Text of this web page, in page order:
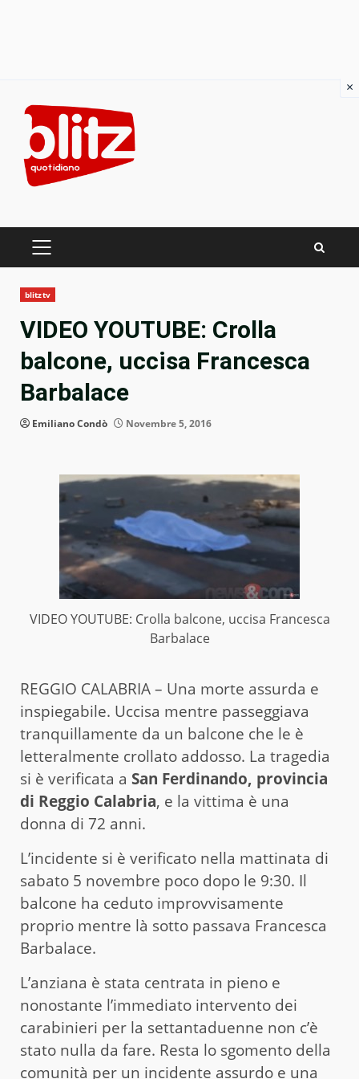
content
PRIMARY
blitztv
VIDEO YOUTUBE: Crolla
balcone, uccisa Francesca
Barbalace
Emiliano Condò Novembre 5, 2016
VIDEO YOUTUBE: Crolla balcone, uccisa Francesca
Barbalace
REGGIO CALABRIA – Una morte assurda e
inspiegabile. Uccisa mentre passeggiava
tranquillamente da un balcone che le è
letteralmente crollato addosso. La tragedia
si è verificata a San Ferdinando, provincia
di Reggio Calabria, e la vittima è una
donna di 72 anni.
L’incidente si è verificato nella mattinata di
sabato 5 novembre poco dopo le 9:30. Il
balcone ha ceduto improvvisamente
proprio mentre là sotto passava Francesca
Barbalace.
L’anziana è stata centrata in pieno e
nonostante l’immediato intervento dei
carabinieri per la settantaduenne non c’è
stato nulla da fare. Resta lo sgomento della
comunità per un incidente assurdo e una
×